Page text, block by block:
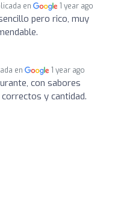
en 1 year ago
pero rico, muy
en 1 year ago
con sabores
y cantidad.